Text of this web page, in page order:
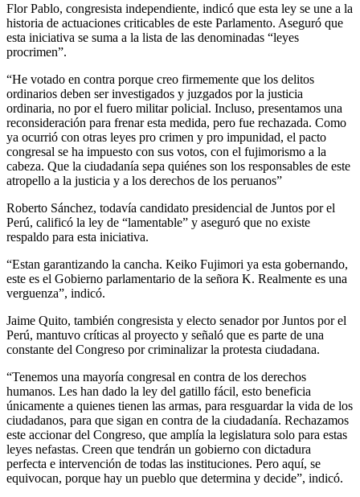
Flor Pablo, congresista independiente, indicó que esta ley se une a la
historia de actuaciones criticables de este Parlamento. Aseguró que
esta iniciativa se suma a la lista de las denominadas “leyes
procrimen”.
“He votado en contra porque creo firmemente que los delitos
ordinarios deben ser investigados y juzgados por la justicia
ordinaria, no por el fuero militar policial. Incluso, presentamos una
reconsideración para frenar esta medida, pero fue rechazada. Como
ya ocurrió con otras leyes pro crimen y pro impunidad, el pacto
congresal se ha impuesto con sus votos, con el fujimorismo a la
cabeza. Que la ciudadanía sepa quiénes son los responsables de este
atropello a la justicia y a los derechos de los peruanos”
Roberto Sánchez, todavía candidato presidencial de Juntos por el
Perú, calificó la ley de “lamentable” y aseguró que no existe
respaldo para esta iniciativa.
“Estan garantizando la cancha. Keiko Fujimori ya esta gobernando,
este es el Gobierno parlamentario de la señora K. Realmente es una
verguenza”, indicó.
Jaime Quito, también congresista y electo senador por Juntos por el
Perú, mantuvo críticas al proyecto y señaló que es parte de una
constante del Congreso por criminalizar la protesta ciudadana.
“Tenemos una mayoría congresal en contra de los derechos
humanos. Les han dado la ley del gatillo fácil, esto beneficia
únicamente a quienes tienen las armas, para resguardar la vida de los
ciudadanos, para que sigan en contra de la ciudadanía. Rechazamos
este accionar del Congreso, que amplía la legislatura solo para estas
leyes nefastas. Creen que tendrán un gobierno con dictadura
perfecta e intervención de todas las instituciones. Pero aquí, se
equivocan, porque hay un pueblo que determina y decide”, indicó.